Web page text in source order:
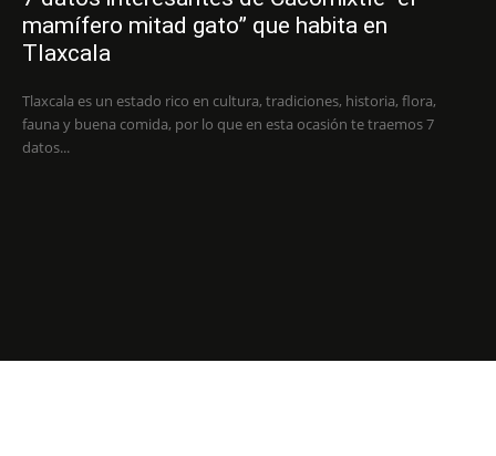
mamífero mitad gato” que habita en
Tlaxcala
Tlaxcala es un estado rico en cultura, tradiciones, historia, flora,
fauna y buena comida, por lo que en esta ocasión te traemos 7
datos...